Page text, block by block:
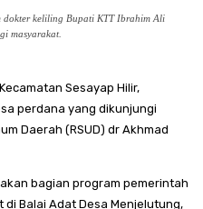
dokter keliling Bupati KTT Ibrahim Ali
masyarakat.
Sesayap Hilir,
perdana yang dikunjungi
Daerah (RSUD) dr Akhmad
bagian program pemerintah
di Balai Adat Desa Menjelutung,